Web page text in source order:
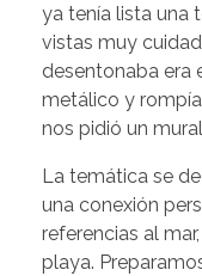
ya tenía lista una
vistas muy
desentonaba era
metálico y
nos pidió un
La temática se
una conexión
referencias al
playa.